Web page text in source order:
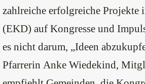
zahlreiche erfolgreiche Projekte
(EKD) auf Kongresse und
es nicht darum, „Ideen
Pfarrerin Anke Wiedekind,